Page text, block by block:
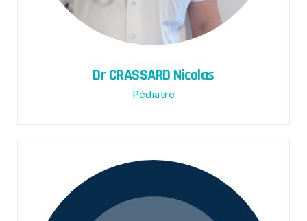
Dr CRASSARD Nicolas
Pédiatre